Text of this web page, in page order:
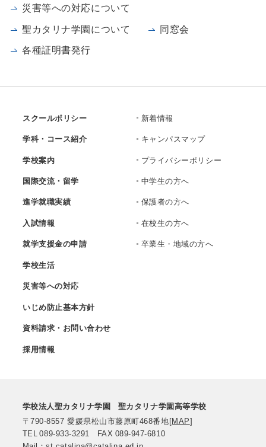
災害等への対応について
聖カタリナ学園について
同窓会
各種証明書発行
スクールポリシー
学科・コース紹介
学校案内
国際交流・留学
進学就職実績
入試情報
就学支援金の申請
学校生活
災害等への対応
いじめ防止基本方針
資料請求・お問い合わせ
採用情報
新着情報
キャンパスマップ
プライバシーポリシー
中学生の方へ
保護者の方へ
在校生の方へ
卒業生・地域の方へ
学校法人聖カタリナ学園
聖カタリナ学園高等学校
〒790-8557 愛媛県松山市藤原町468番地 [MAP]
TEL
089-933-3291 FAX 089-947-6810